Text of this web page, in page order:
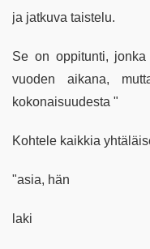
ja jatkuva taistelu.
Se on oppitunti,
vuoden aikana,
kokonaisuudesta "
Kohtele kaikkia
"asia, hän
laki